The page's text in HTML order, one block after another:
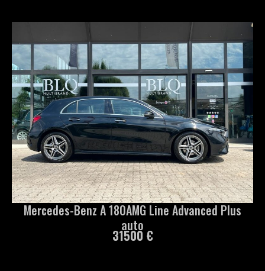
Mercedes-Benz A 180AMG Line Advanced Plus
auto
31500 €